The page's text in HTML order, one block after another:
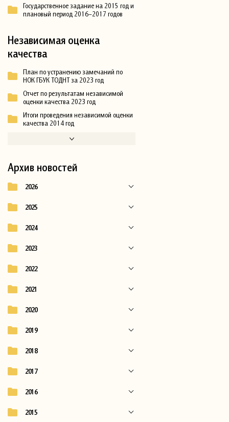
Государственное задание на 2015 год и
плановый период 2016–2017 годов
Независимая оценка
качества
План по устранению замечаний по
НОК ГБУК ТОДНТ за 2023 год
Отчет по результатам независимой
оценки качества 2023 год
Итоги проведения независимой оценки
качества 2014 год
Архив новостей
2026
2025
2024
2023
2022
2021
2020
2019
2018
2017
2016
2015